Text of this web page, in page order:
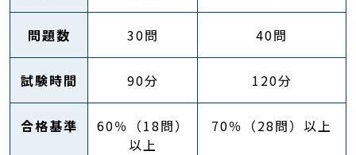
問題数 30問 40問
試験時間 90分 120分
合格基準
60％（18問）
以上
70％（28問）以上